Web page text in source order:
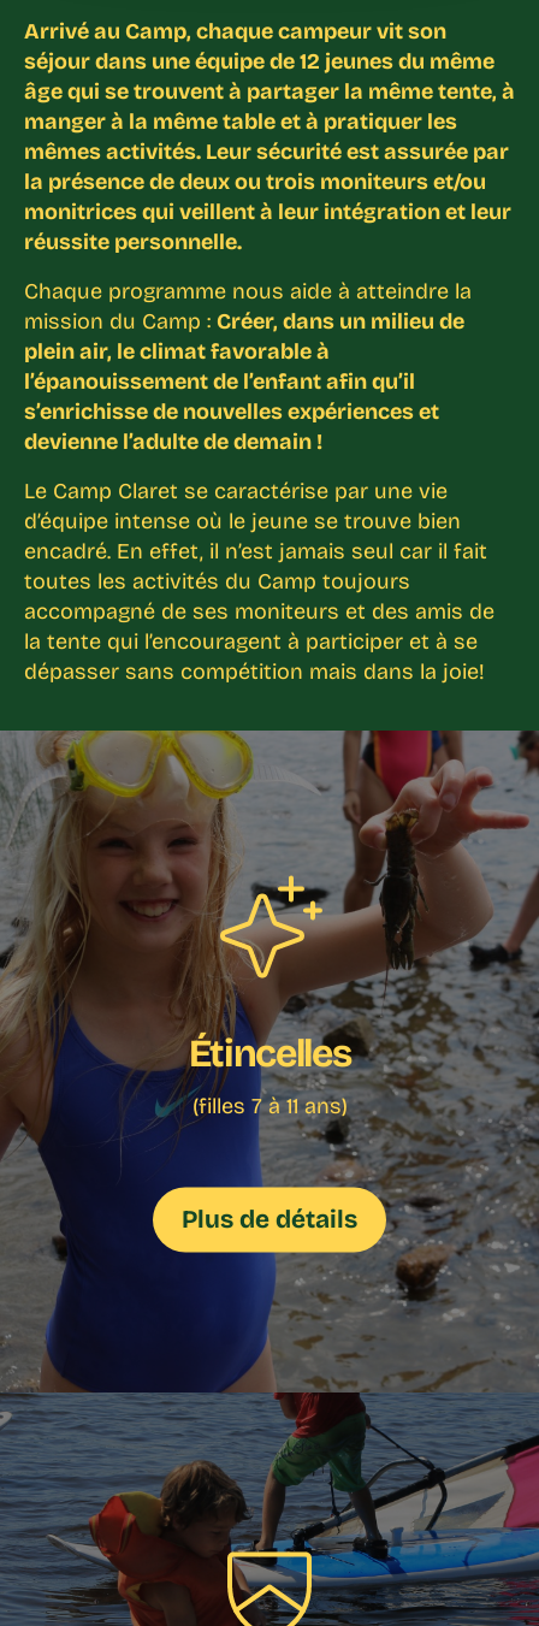
Arrivé au Camp, chaque campeur vit son
séjour dans une équipe de 12 jeunes du même
âge qui se trouvent à partager la même tente, à
manger à la même table et à pratiquer les
mêmes activités. Leur sécurité est assurée par
la présence de deux ou trois moniteurs et/ou
monitrices qui veillent à leur intégration et leur
réussite personnelle.
Chaque programme nous aide à atteindre la
mission du Camp : Créer, dans un milieu de
plein air, le climat favorable à
l’épanouissement de l’enfant afin qu’il
s’enrichisse de nouvelles expériences et
devienne l’adulte de demain !
Le Camp Claret se caractérise par une vie
d’équipe intense où le jeune se trouve bien
encadré. En effet, il n’est jamais seul car il fait
toutes les activités du Camp toujours
accompagné de ses moniteurs et des amis de
la tente qui l’encouragent à participer et à se
dépasser sans compétition mais dans la joie!
Étincelles
(filles 7 à 11 ans)
Plus de détails